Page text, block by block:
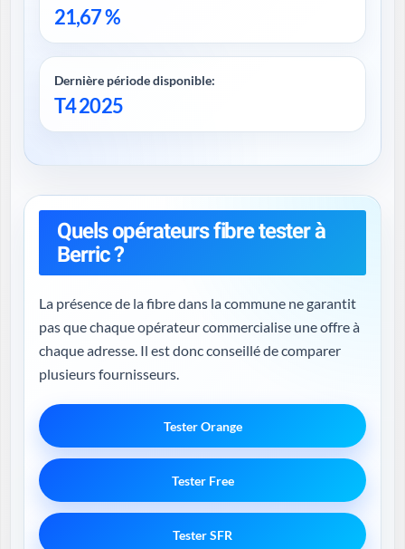
21,67 %
Dernière période disponible:
T4 2025
Quels opérateurs fibre tester à
Berric ?
La présence de la fibre dans la commune ne garantit
pas que chaque opérateur commercialise une offre à
chaque adresse. Il est donc conseillé de comparer
plusieurs fournisseurs.
Tester Orange
Tester Free
Tester SFR